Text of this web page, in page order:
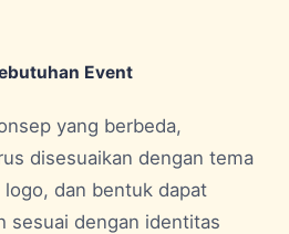
Event
yang berbeda,
disesuaikan dengan tema
logo, dan bentuk dapat
sesuai dengan identitas